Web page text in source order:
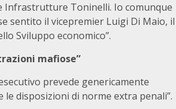
Infrastrutture Toninelli. Io comunque
sentito il vicepremier Luigi Di Maio, il
Sviluppo economico”.
mafiose”
prevede genericamente
disposizioni di norme extra penali”.